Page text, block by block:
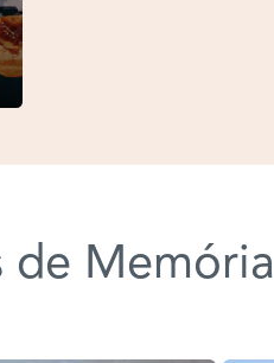
de Memória